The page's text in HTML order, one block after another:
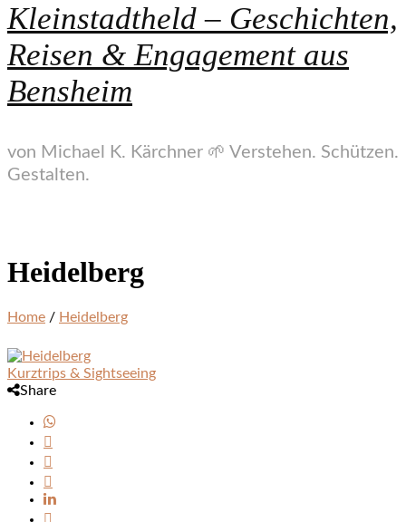
Kleinstadtheld – Geschichten,
Reisen & Engagement aus
Bensheim
von Michael K. Kärchner 🌱 Verstehen. Schützen.
Gestalten.
Heidelberg
Home / Heidelberg
Kurztrips & Sightseeing
Share